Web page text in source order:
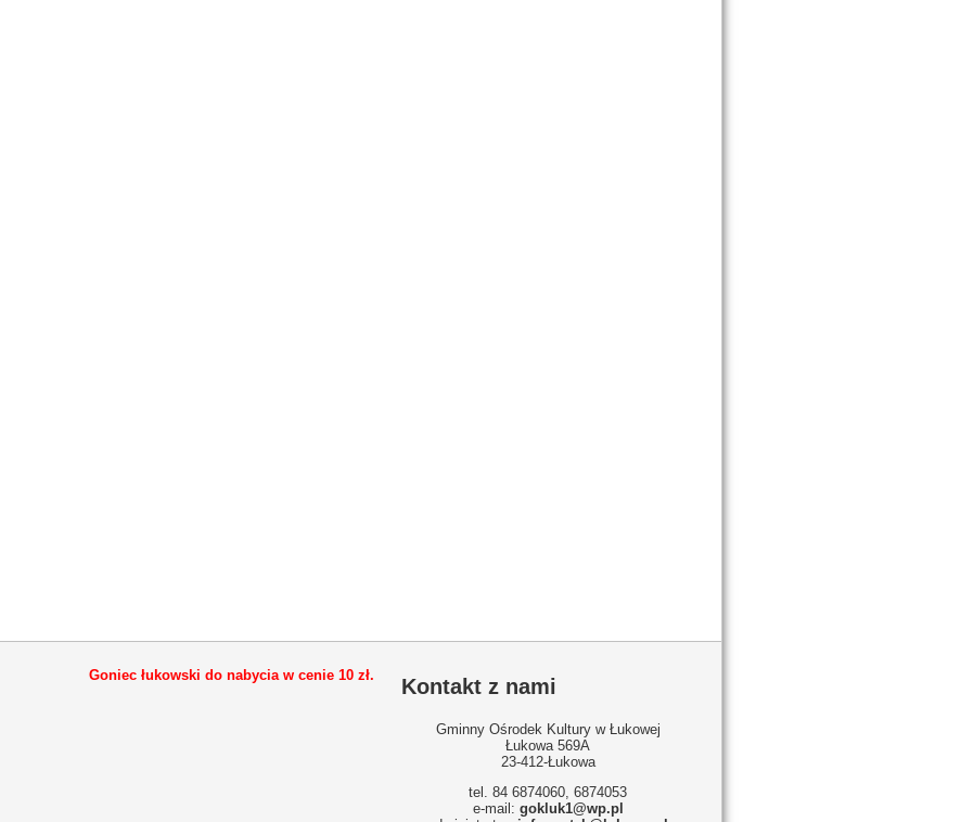
Goniec łukowski do nabycia w cenie 10 zł. Kontakt z nami
Gminny Ośrodek Kultury w Łukowej
Łukowa 569A
23-412-Łukowa
tel. 84 6874060, 6874053
e-mail: gokluk1@wp.pl